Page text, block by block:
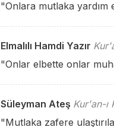
"Onlara mutlaka yardım
Elmalılı Hamdi Yazır
"Onlar elbette onlar
Süleyman Ateş Kur'an-ı
"Mutlaka zafere